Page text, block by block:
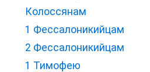
Колоссянам
1 Фессалоникийцам
2 Фессалоникийцам
1 Тимофею